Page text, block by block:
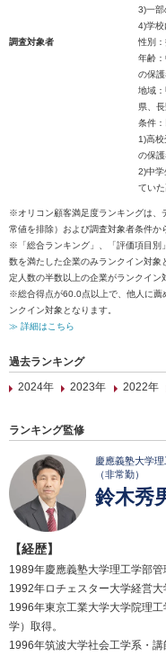
3)一
4)学
調査対象者
性別：
年齢
の保
地域
県、長
条件
1)高
の保
2)中学
てい
※オリコン顧客満足度ランキングは、
常値を排除）および調査対象者条件か
※「総合ランキング」、「評価項目別
数を満たした企業のみランクイン対
定人数の半数以上の企業がランクイン
※総合得点が60.0点以上で、他人に薦
ンクイン対象となります。
≫ 詳細はこちら
過去ランキング
2024年
2023年 2022年
ランキング監修
慶應義塾大学
（非常勤）
鈴木秀
【経歴】
1989年慶應義塾大学理工学部管
1992年ロチェスター大学経営大
1996年東京工業大学大学院理
学）取得。
1996年筑波大学社会工学系・講